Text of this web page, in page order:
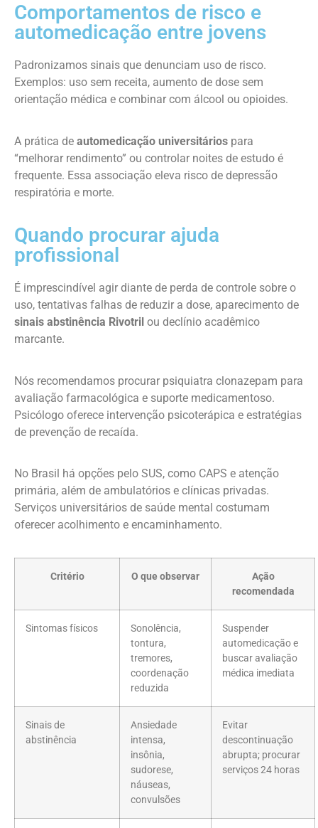
Comportamentos de risco e
automedicação entre jovens
Padronizamos sinais que denunciam uso de risco.
Exemplos: uso sem receita, aumento de dose sem
orientação médica e combinar com álcool ou opioides.
A prática de automedicação universitários para
“melhorar rendimento” ou controlar noites de estudo é
frequente. Essa associação eleva risco de depressão
respiratória e morte.
Quando procurar ajuda
profissional
É imprescindível agir diante de perda de controle sobre o
uso, tentativas falhas de reduzir a dose, aparecimento de
sinais abstinência Rivotril ou declínio acadêmico
marcante.
Nós recomendamos procurar psiquiatra clonazepam para
avaliação farmacológica e suporte medicamentoso.
Psicólogo oferece intervenção psicoterápica e estratégias
de prevenção de recaída.
No Brasil há opções pelo SUS, como CAPS e atenção
primária, além de ambulatórios e clínicas privadas.
Serviços universitários de saúde mental costumam
oferecer acolhimento e encaminhamento.
Critério O que observar
Ação
recomendada
Sintomas físicos
Sonolência,
tontura,
tremores,
coordenação
reduzida
Suspender
automedicação e
buscar avaliação
médica imediata
Sinais de
abstinência
Ansiedade
intensa,
insônia,
sudorese,
náuseas,
convulsões
Evitar
descontinuação
abrupta; procurar
serviços 24 horas